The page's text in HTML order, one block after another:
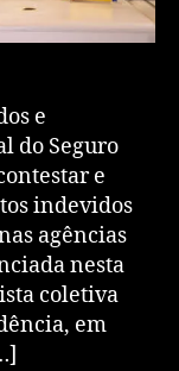
e
do Seguro
e
indevidos
agências
nesta
coletiva
em